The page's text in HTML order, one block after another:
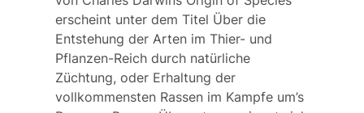
erscheint unter dem Titel Über die
Entstehung der Arten im Thier- und
Pflanzen-Reich durch natürliche
Züchtung, oder Erhaltung der
vollkommensten Rassen im Kampfe um’s